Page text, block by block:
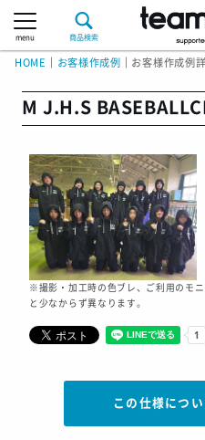
menu 商品検索
HOME お客様作成例 お客様作成例
M J.H.S
※撮影・加工時の色ブレ、ご利用のモ
と少なからず異なります。
この仕様につ